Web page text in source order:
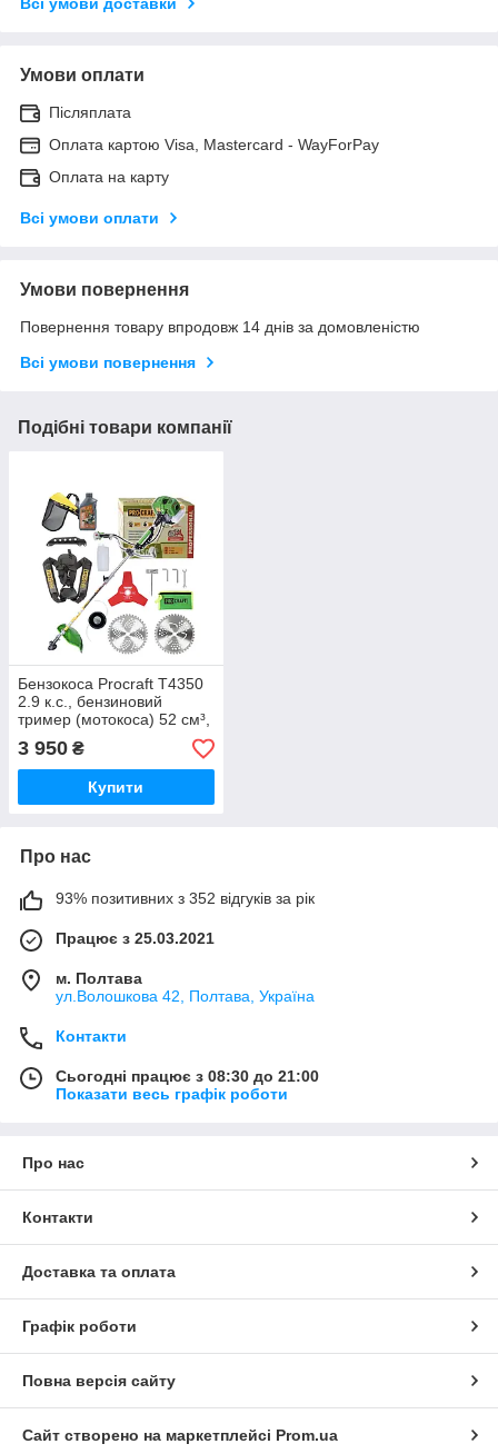
Умови оплати
Післяплата
Оплата картою Visa, Mastercard - WayForPay
Оплата на карту
Всі умови оплати
Умови повернення
Повернення товару впродовж 14 днів за домовленістю
Всі умови повернення
Подібні товари компанії
Бензокоса Procraft T4350
2.9 к.с., бензиновий
тример (мотокоса) 52 см³,
кущоріз для трави та
бур’янів, ніж 3T, диск
3 950 ₴
Купити
Про нас
93% позитивних з 352 відгуків за рік
Працює з 25.03.2021
м. Полтава
ул.Волошкова 42, Полтава, Україна
Контакти
Сьогодні працює з 08:30 до 21:00
Показати весь графік роботи
Про нас
Контакти
Доставка та оплата
Графік роботи
Повна версія сайту
Сайт створено на маркетплейсі Prom.ua